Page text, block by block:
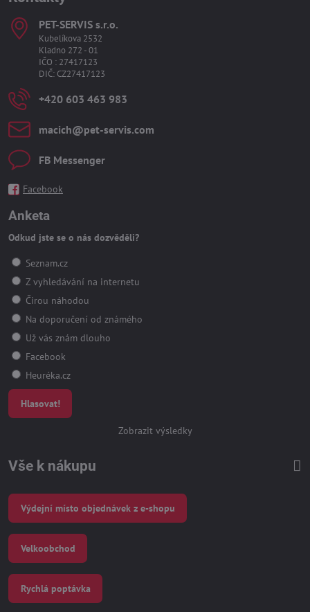
PET-SERVIS s​.r​.o​.
Kubelíkova 2532
Kladno 272 - 01
IČO : 27417123
DIČ: CZ27417123
+420 603 463 983
macich​@pet-servis​.com
FB Messenger
Facebook
Anketa
Odkud jste se o nás dozvěděli?
Seznam.cz
Z vyhledávání na internetu
Čirou náhodou
Na doporučení od známého
Už vás znám dlouho
Facebook
Heuréka.cz
Hlasovat!
Zobrazit výsledky
Vše k nákupu
Výdejní místo objednávek z e-shopu
Velkoobchod
Rychlá poptávka